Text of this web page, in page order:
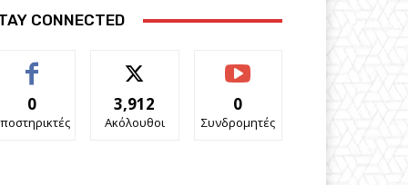
CONNECTED
0 3,912
Ακόλουθοι
0
Συνδρομητές